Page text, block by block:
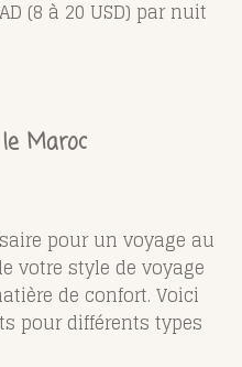
(8 à 20 USD) par nuit
Maroc
pour un voyage au
votre style de voyage
de confort. Voici
pour différents types